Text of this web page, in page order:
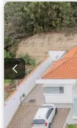
Seguridad
Wifi